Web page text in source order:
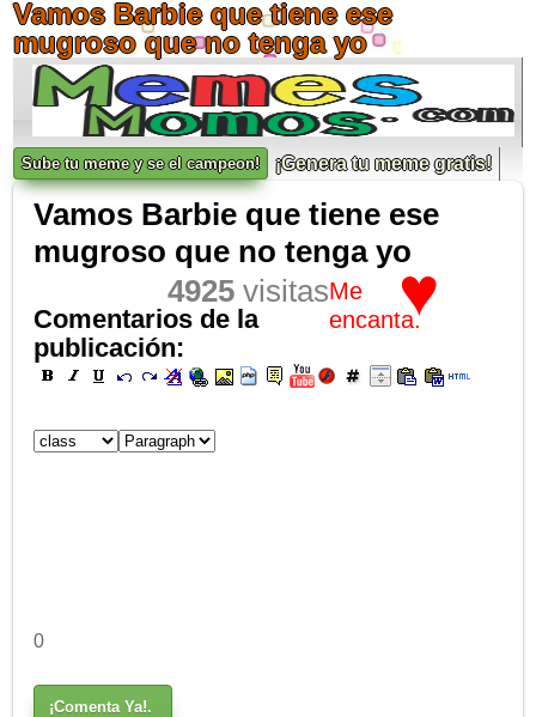
Vamos Barbie que tiene ese
mugroso que no tenga yo
Sube tu meme y se el campeon! ¡Genera tu meme gratis!
Vamos Barbie que tiene ese
mugroso que no tenga yo
♥
Me
encanta.
4925visitas
Comentarios de la
publicación:
0
¡Comenta Ya!.